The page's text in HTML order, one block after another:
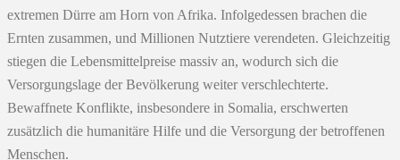
extremen Dürre am Horn von Afrika. Infolgedessen brachen die
Ernten zusammen, und Millionen Nutztiere verendeten. Gleichzeitig
stiegen die Lebensmittelpreise massiv an, wodurch sich die
Versorgungslage der Bevölkerung weiter verschlechterte.
Bewaffnete Konflikte, insbesondere in Somalia, erschwerten
zusätzlich die humanitäre Hilfe und die Versorgung der betroffenen
Menschen.